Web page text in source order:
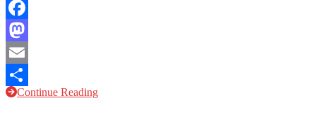
Facebook
Mastodon
Email
ShareContinue Reading